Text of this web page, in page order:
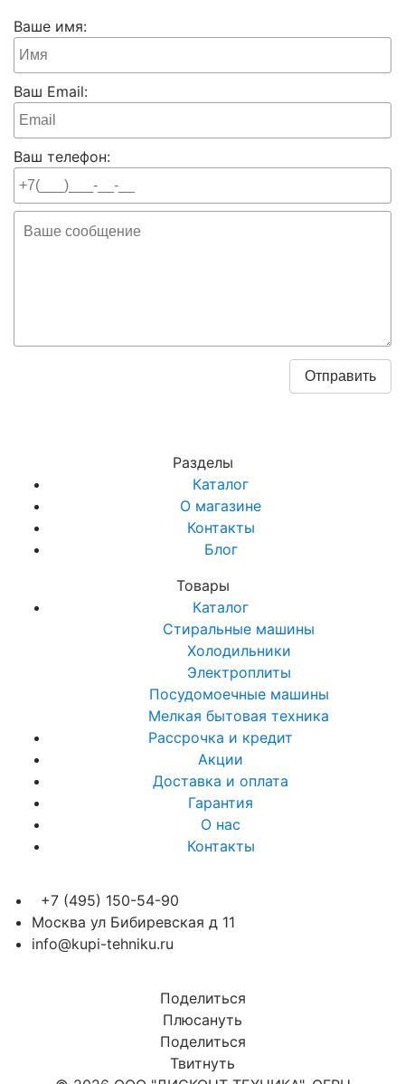
Ваше имя:
Ваш Email:
Ваш телефон:
Разделы
Каталог
О магазине
Контакты
Блог
Товары
Каталог
Стиральные машины
Холодильники
Электроплиты
Посудомоечные машины
Мелкая бытовая техника
Рассрочка и кредит
Акции
Доставка и оплата
Гарантия
О нас
Контакты
+7 (495) 150-54-90
Москва ул Бибиревская д 11
info@kupi-tehniku.ru
Поделиться
Плюсануть
Поделиться
Твитнуть